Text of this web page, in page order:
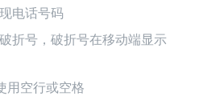
电话号码
折号，破折号在移动端显示
用空行或空格